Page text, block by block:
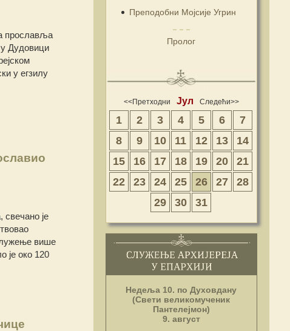
прославља
у Дудовици
у егзилу
је
више
је око 120
Преподобни Мојсије Угрин
Пролог
<<Претходни Јул Следећи>>
1 2 3 4 5 6
7
8
9 10 11 12 13
14
15
16 17 18 19 20
21
22
23 24 25 26 27
28
29
30 31
Недеља 10. по Духовдану
(Свети великомученик
Пантелејмон)
9. август